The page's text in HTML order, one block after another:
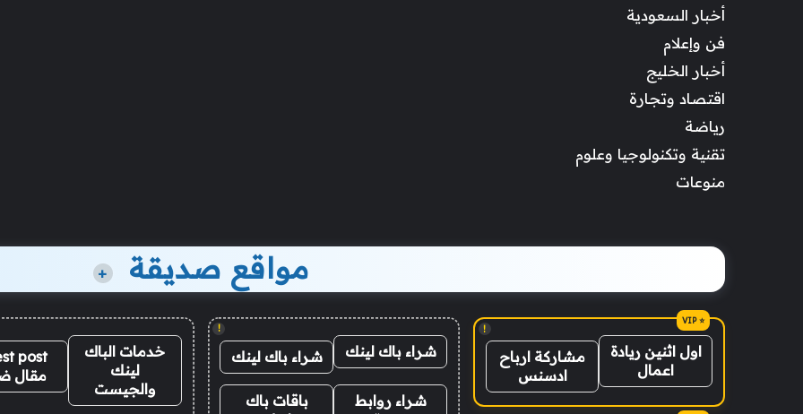
أخبار السعودية
فن وإعلام
أخبار الخليج
اقتصاد وتجارة
رياضة
تقنية وتكنولوجيا وعلوم
منوعات
مواقع صديقة +
!
اول اثنين ريادة
اعمال
مشاركة ارباح
ادسنس
!
شراء باك لينك شراء باك لينك
شراء روابط
باقات باك
خدمات الباك
لينك
والجيست
post
مقال